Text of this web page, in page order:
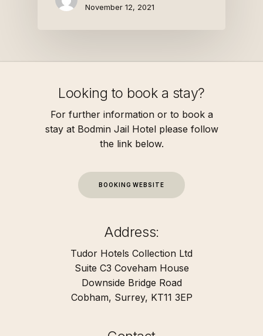
November 12, 2021
Looking to book a stay?
For further information or to book a
stay at Bodmin Jail Hotel please follow
the link below.
BOO K N G W E BS T E
Address:
Tudor Hotels Collection Ltd
Suite C3 Coveham House
Downside Bridge Road
Cobham, Surrey, KT11 3EP